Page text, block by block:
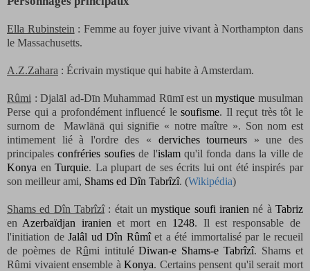
Ella Rubinstein : Femme au foyer juive vivant à Northampton dans
le Massachusetts.
A.Z.Zahara : Écrivain mystique qui habite à Amsterdam.
Rûmi : Djalāl ad-Dīn Muhammad Rūmī est unmystique musulman
Perse qui a profondément influencé lesoufisme. Il reçut très tôt le
surnom de
Mawlānā qui signifie « notre maître ». Son nom est
intimement lié à l'ordre des « derviches tourneurs » une des
principalesconfréries soufiesde l'islamqu'il fonda dans la ville de
Konya enTurquie. La plupart de ses écrits lui ont été inspirés par
son meilleur ami, Shams ed Dîn Tabrîzî. (Wikipédia)
Shams ed Dîn Tabrîzî: était unmystique soufi iranien né àTabriz
en Azerbaïdjan iranien et mort en 1248. Il est responsable de
l'initiation de Jalâl ud Dîn Rûmîet a été immortalisé par le recueil
de poèmes de Rûmi intituléDiwan-e Shams-e Tabrîzî. Shams et
Rûmi vivaient ensemble àKonya. Certains pensent qu'il serait mort